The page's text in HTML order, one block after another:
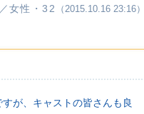
／女性・32 （2015.10.16 23:16）
が、キャストの皆さんも良